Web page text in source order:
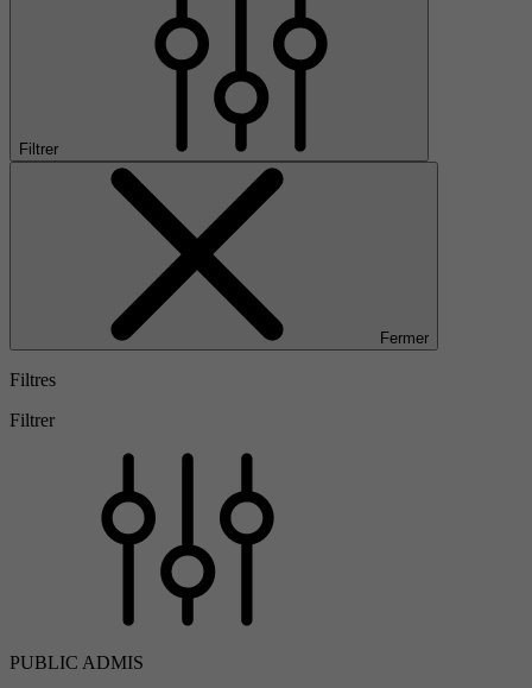
Filtrer
Fermer
Filtres
Filtrer
PUBLIC ADMIS